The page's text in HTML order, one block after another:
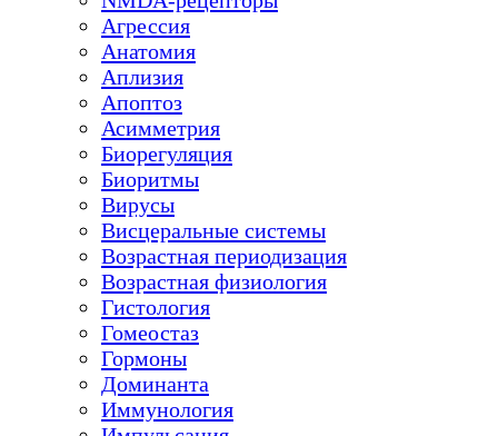
Агрессия
Анатомия
Аплизия
Апоптоз
Асимметрия
Биорегуляция
Биоритмы
Вирусы
Висцеральные системы
Возрастная периодизация
Возрастная физиология
Гистология
Гомеостаз
Гормоны
Доминанта
Иммунология